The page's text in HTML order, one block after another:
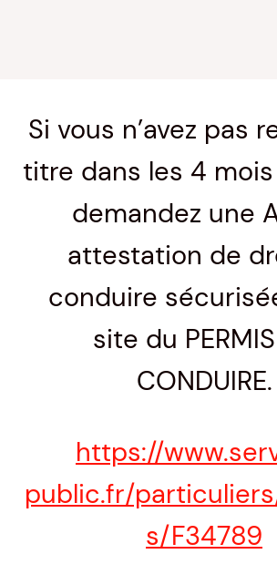
Si vous n’avez pas
titre dans les 4
demandez une
attestation de
conduire
site du
CONDUIRE.
https://
public.fr/
s/F34789